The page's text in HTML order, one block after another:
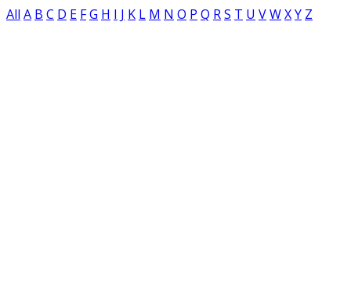
All A B C D E FG H I J K L M N O P Q RS T U VWXY Z